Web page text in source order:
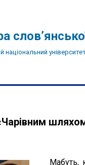
національний
Мабуть,